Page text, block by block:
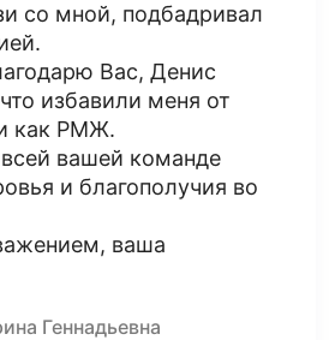
со мной, подбадривал
Вас, Денис
избавили меня от
как РМЖ.
вашей команде
и благополучия во
ваша
Геннадьевна